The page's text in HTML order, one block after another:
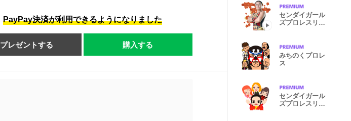
PayPay決済が利用できるようになりました
プレゼントする 購入する
センダイガール
ズプロレスリン
みちのくプロレ
ス
センダイガール
ズプロレスリン